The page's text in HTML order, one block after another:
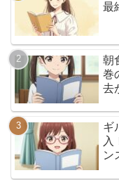
最
朝
巻
去
ギ
入
ン